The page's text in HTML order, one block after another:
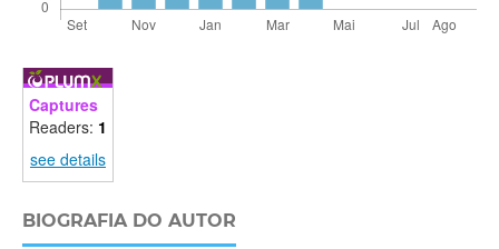
Captures
Readers: 1
see details
BIOGRAFIA DO AUTOR